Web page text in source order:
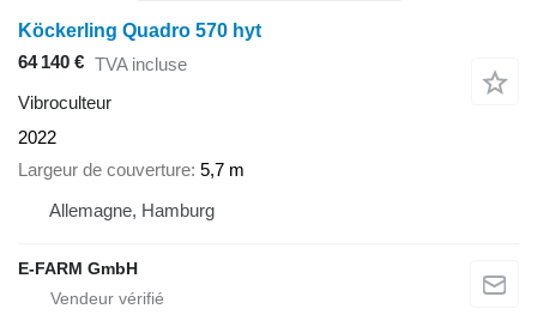
Köckerling Quadro 570 hyt
64 140 € TVA incluse
Vibroculteur
2022
Largeur de couverture 5,7 m
Allemagne, Hamburg
E-FARM GmbH